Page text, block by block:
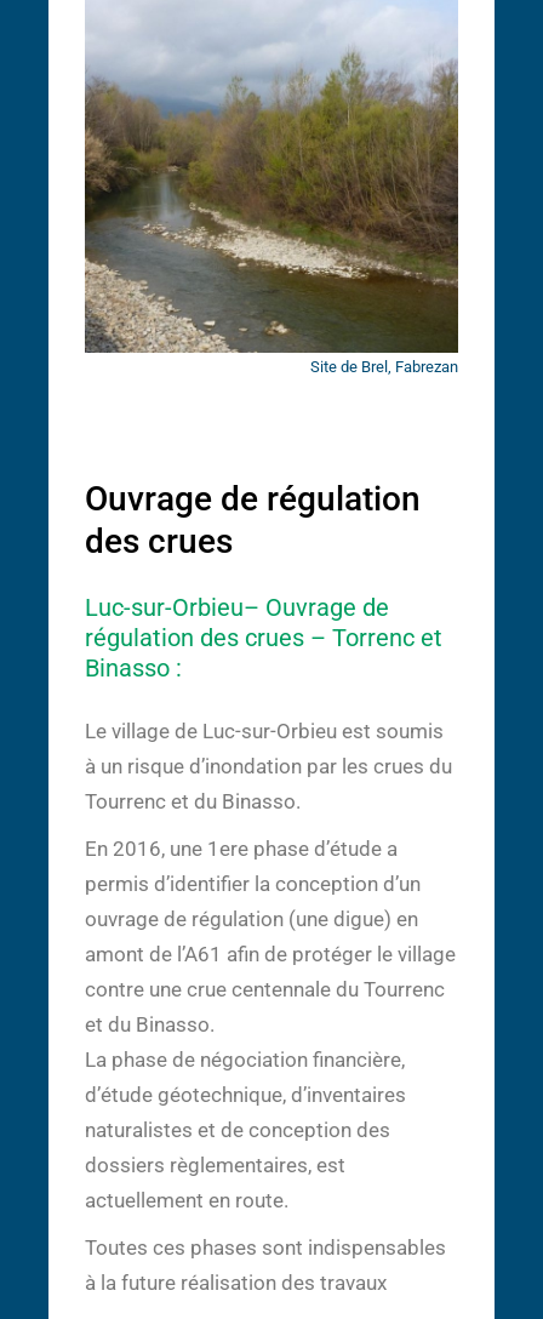
Site de Brel, Fabrezan
Ouvrage de régulation
des crues
Luc-sur-Orbieu– Ouvrage de
régulation des crues – Torrenc et
Binasso :
Le village de Luc-sur-Orbieu est soumis
à un risque d’inondation par les crues du
Tourrenc et du Binasso.
En 2016, une 1ere phase d’étude a
permis d’identifier la conception d’un
ouvrage de régulation (une digue) en
amont de l’A61 afin de protéger le village
contre une crue centennale du Tourrenc
et du Binasso.
La phase de négociation financière,
d’étude géotechnique, d’inventaires
naturalistes et de conception des
dossiers règlementaires, est
actuellement en route.
Toutes ces phases sont indispensables
à la future réalisation des travaux